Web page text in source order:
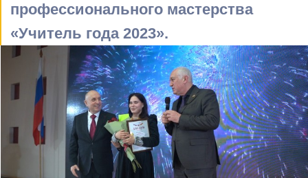
профессионального мастерства
«Учитель года 2023».